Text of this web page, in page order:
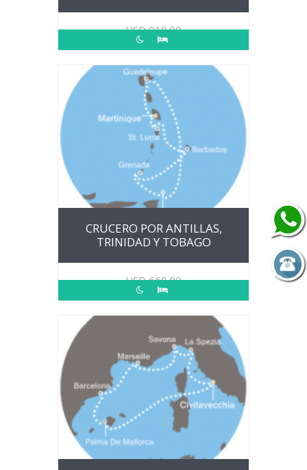
USD918.00
CRUCERO POR ANTILLAS,
TRINIDAD Y TOBAGO
USD668.00